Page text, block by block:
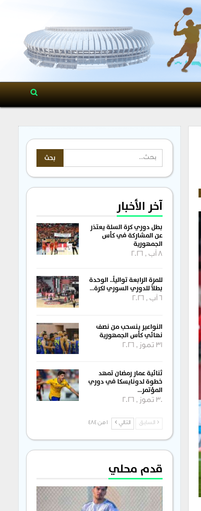
آخر الأخبار
بطل دوري كرة السلة يعتذر
عن المشاركة في كأس
الجمهورية
8 آب , 2026
للمرة الرابعة توالياً.. الوحدة
بطلاً للدوري السوري لكرة…
6 آب , 2026
النواعير ينسحب من نصف
نهائي كأس الجمهورية
31 تموز , 2026
ثنائية عمار رمضان تمهد
خطوة لدونايسكا في دوري
المؤتمر…
30 تموز , 2026
السابق التالي 1 من 484
قدم محلي